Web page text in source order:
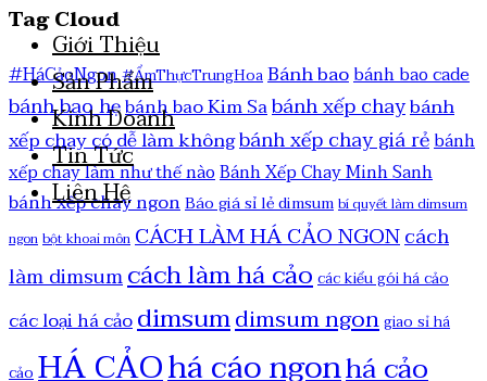
Giới Thiệu
Sản Phẩm
Kinh Doanh
Tin Tức
Liên Hệ
Tag Cloud
#HáCảoNgon#ẨmThựcTrungHoaBánh baobánh bao cade
bánh bao hẹbánh bao Kim Sabánh xếp chaybánh
xếp chay có dễ làm khôngbánh xếp chay giá rẻbánh
xếp chay làm như thế nàoBánh Xếp Chay Minh Sanh
bánh xếp chay ngonBáo giá sỉ lẻ dimsumbí quyết làm dimsum
ngonbột khoai mônCÁCH LÀM HÁ CẢO NGONcách
làm dimsumcách làm há cảocác kiểu gói há cảo
các loại há cảodimsumdimsum ngongiao sỉ há
cảoHÁ CẢOhá cáo ngonhá cảo